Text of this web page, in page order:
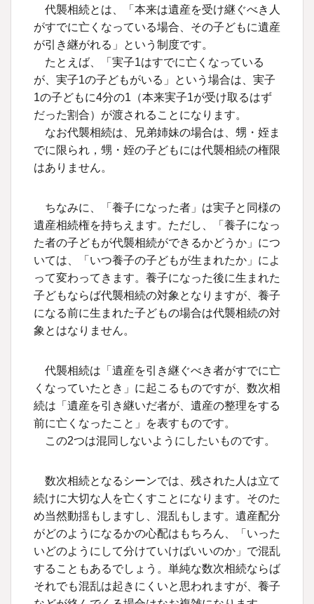
代襲相続とは、「本来は遺産を受け継ぐべき人
がすでに亡くなっている場合、その子どもに遺産
が引き継がれる」という制度です。
たとえば、「実子1はすでに亡くなっている
が、実子1の子どもがいる」という場合は、実子
1の子どもに4分の1（本来実子1が受け取るはず
だった割合）が渡されることになります。
なお代襲相続は、兄弟姉妹の場合は、甥・姪ま
でに限られ，甥・姪の子どもには代襲相続の権限
はありません。
ちなみに、「養子になった者」は実子と同様の
遺産相続権を持ちえます。ただし、「養子になっ
た者の子どもが代襲相続ができるかどうか」につ
いては、「いつ養子の子どもが生まれたか」によ
って変わってきます。養子になった後に生まれた
子どもならば代襲相続の対象となりますが、養子
になる前に生まれた子どもの場合は代襲相続の対
象とはなりません。
代襲相続は「遺産を引き継ぐべき者がすでに亡
くなっていたとき」に起こるものですが、数次相
続は「遺産を引き継いだ者が、遺産の整理をする
前に亡くなったこと」を表すものです。
この2つは混同しないようにしたいものです。
数次相続となるシーンでは、残された人は立て
続けに大切な人を亡くすことになります。そのた
め当然動揺もしますし、混乱もします。遺産配分
がどのようになるかの心配はもちろん、「いった
いどのようにして分けていけばいいのか」で混乱
することもあるでしょう。単純な数次相続ならば
それでも混乱は起きにくいと思われますが、養子